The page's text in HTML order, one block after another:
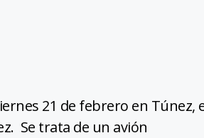
21 de febrero en Túnez,
Se trata de un avión